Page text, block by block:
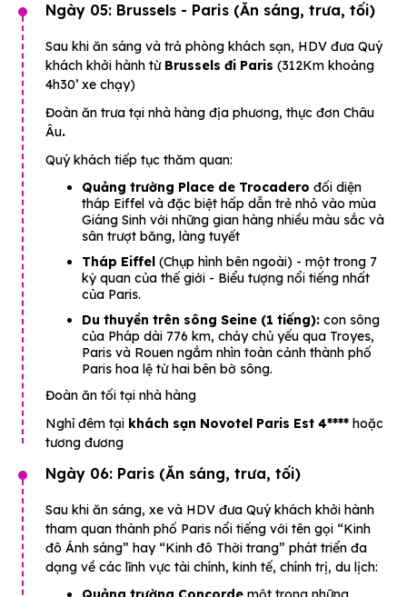
Ngày 05: Brussels - Paris (Ăn sáng, trưa, tối)
Sau khi ăn sáng và trả phòng khách sạn, HDV đưa Quý
khách khởi hành từ Brussels đi Paris (312Km khoảng
4h30’ xe chạy)
Đoàn ăn trưa tại nhà hàng địa phương, thực đơn Châu
Âu.
Quý khách tiếp tục thăm quan:
Quảng trường Place de Trocadero đối diện
tháp Eiffel và đặc biệt hấp dẫn trẻ nhỏ vào mùa
Giáng Sinh với những gian hàng nhiều màu sắc và
sân trượt băng, làng tuyết
Tháp Eiffel (Chụp hình bên ngoài) - một trong 7
kỳ quan của thế giới - Biểu tượng nổi tiếng nhất
của Paris.
Du thuyền trên sông Seine (1 tiếng): con sông
của Pháp dài 776 km, chảy chủ yếu qua Troyes,
Paris và Rouen ngắm nhìn toàn cảnh thành phố
Paris hoa lệ từ hai bên bờ sông.
Đoàn ăn tối tại nhà hàng
Nghỉ đêm tại khách sạn Novotel Paris Est 4**** hoặc
tương đương
Ngày 06: Paris (Ăn sáng, trưa, tối)
Sau khi ăn sáng, xe và HDV đưa Quý khách khởi hành
tham quan thành phố Paris nổi tiếng với tên gọi “Kinh
đô Ánh sáng” hay “Kinh đô Thời trang” phát triển đa
dạng về các lĩnh vực tài chính, kinh tế, chính trị, du lịch: